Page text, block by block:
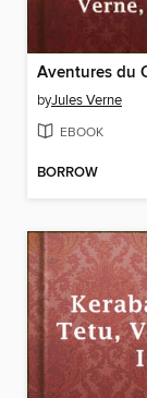
byJules Verne
EBOOK
BORROW